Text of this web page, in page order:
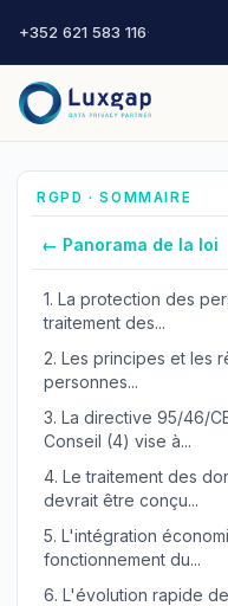
+352 621 583 116·
RGPD · SOMMAIRE
← Panorama de la loi
1. La protection des
traitement des...
2. Les principes et les
personnes...
3. La directive 95/46/
Conseil (4) vise à...
4. Le traitement des
devrait être conçu...
5. L'intégration
fonctionnement du...
6. L'évolution rapide